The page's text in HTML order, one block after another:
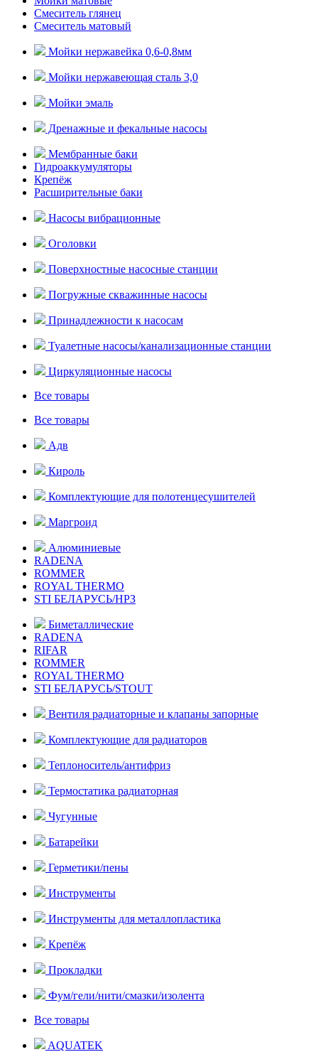
Смеситель глянец
Смеситель матовый
Мойки нержавейка 0,6-0,8мм
Мойки нержавеющая сталь 3,0
Мойки эмаль
Дренажные и фекальные насосы
Мембранные баки
Гидроаккумуляторы
Крепёж
Расширительные баки
Насосы вибрационные
Оголовки
Поверхностные насосные станции
Погружные скважинные насосы
Принадлежности к насосам
Туалетные насосы/канализационные станции
Циркуляционные насосы
Все товары
Все товары
Адв
Кироль
Комплектующие для полотенцесушителей
Маргроид
Алюминиевые
RADENA
ROMMER
ROYAL THERMO
STI БЕЛАРУСЬ/НРЗ
Биметаллические
RADENA
RIFAR
ROMMER
ROYAL THERMO
STI БЕЛАРУСЬ/STOUT
Вентиля радиаторные и клапаны запорные
Комплектующие для радиаторов
Теплоноситель/антифриз
Термостатика радиаторная
Чугунные
Батарейки
Герметики/пены
Инструменты
Инструменты для металлопластика
Крепёж
Прокладки
Фум/гели/нити/смазки/изолента
Все товары
AQUATEK